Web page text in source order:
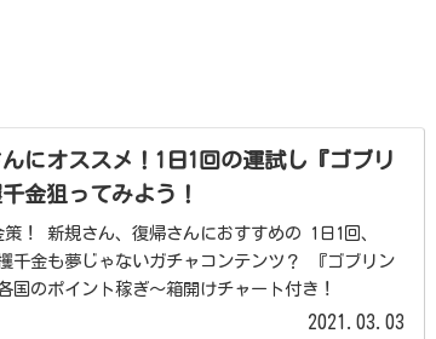
んにオススメ！1日1回の運試し『ゴブリ
金狙ってみよう！
1日1回、
千金も夢じゃないガチャコンテンツ？ 『ゴブリン
不思議箱』の紹介です。 各国のポイント稼ぎ～箱開けチャート付き！
2021.03.03